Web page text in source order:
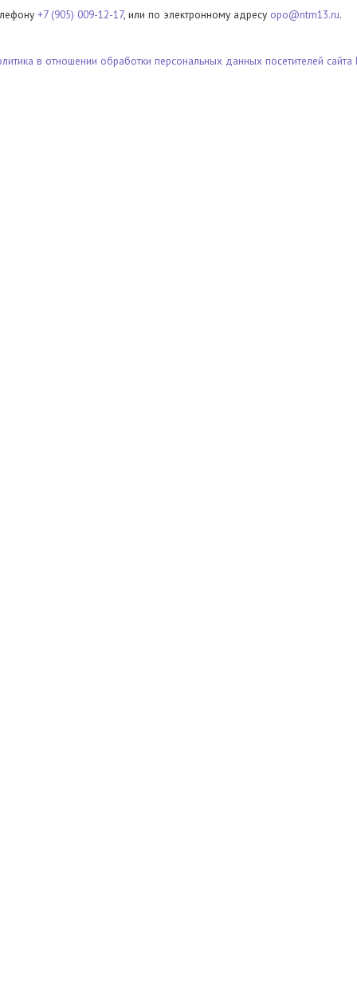
+7 (905) 009-12-17, или по электронному адресу opo@ntm13.ru.
в отношении обработки персональных данных посетителей